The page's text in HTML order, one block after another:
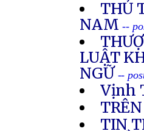
THỦ
NAM--
LUẬT
NGỮ --
Vịnh
TIN